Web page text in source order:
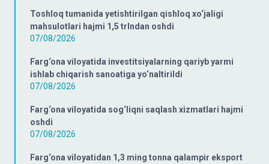
Toshloq tumanida yetishtirilgan qishloq xo‘jaligi
mahsulotlari hajmi 1,5 trlndan oshdi
07/08/2026
Farg‘ona viloyatida investitsiyalarning qariyb yarmi
ishlab chiqarish sanoatiga yo‘naltirildi
07/08/2026
Farg‘ona viloyatida sog‘liqni saqlash xizmatlari hajmi
oshdi
07/08/2026
Farg‘ona viloyatidan 1,3 ming tonna qalampir eksport